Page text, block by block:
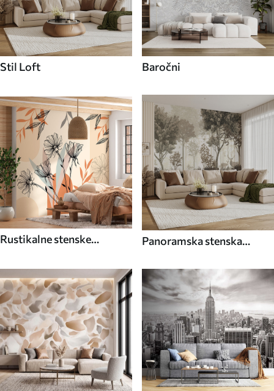
Stil Loft Baročni
Rustikalne stenske
Panoramska stenska